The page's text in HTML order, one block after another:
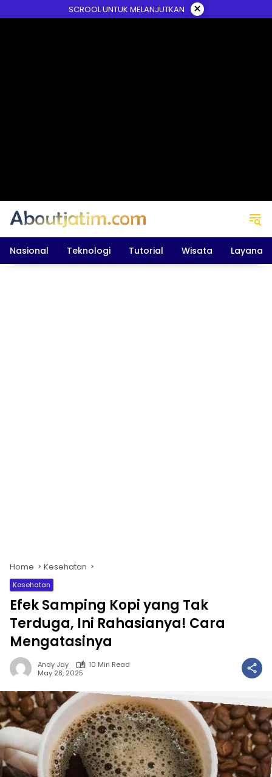
to
SCROOL UNTUK MELANJUTKAN ×
Nasional Teknologi Tutorial Wisata Layanan
Home Kesehatan
Kesehatan
Efek Samping Kopi yang Tak
Terduga, Ini Rahasianya! Cara
Mengatasinya
Andy Jay
10 Min Read
May 28, 2025